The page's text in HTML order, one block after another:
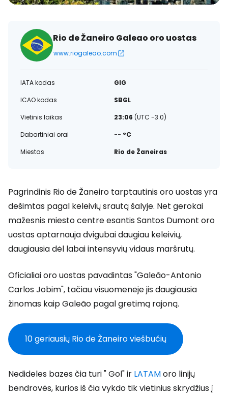
Rio de Žaneiro Galeao oro uostas
www.riogaleao.com
IATA kodas
GIG
ICAO kodas
SBGL
Vietinis laikas
23:06 (UTC -3.0)
Dabartiniai orai
-- °C
Miestas
Rio de Žaneiras
Pagrindinis Rio de Žaneiro tarptautinis oro uostas yra
dešimtas pagal keleivių srautą šalyje. Net gerokai
mažesnis miesto centre esantis Santos Dumont oro
uostas aptarnauja dvigubai daugiau keleivių,
daugiausia dėl labai intensyvių vidaus maršrutų.
Oficialiai oro uostas pavadintas "Galeão-Antonio
Carlos Jobim", tačiau visuomenėje jis daugiausia
žinomas kaip Galeão pagal gretimą rajoną.
10 geriausių Rio de Žaneiro viešbučių
Nedideles bazes čia turi " Gol" ir LATAMoro linijų
bendrovės, kurios iš čia vykdo tik vietinius skrydžius į